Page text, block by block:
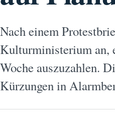
Nach einem
Kulturministerium an,
Woche auszuzahlen.
Kürzungen in